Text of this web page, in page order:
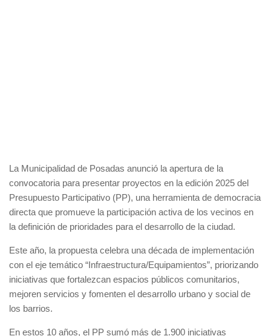
La Municipalidad de Posadas anunció la apertura de la
convocatoria para presentar proyectos en la edición 2025 del
Presupuesto Participativo (PP), una herramienta de democracia
directa que promueve la participación activa de los vecinos en
la definición de prioridades para el desarrollo de la ciudad.
Este año, la propuesta celebra una década de implementación
con el eje temático “Infraestructura/Equipamientos”, priorizando
iniciativas que fortalezcan espacios públicos comunitarios,
mejoren servicios y fomenten el desarrollo urbano y social de
los barrios.
En estos 10 años, el PP sumó más de 1.900 iniciativas